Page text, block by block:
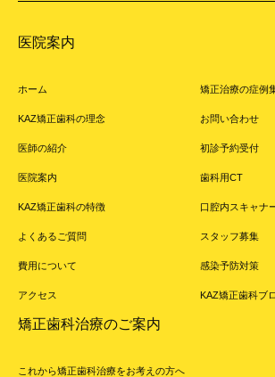
医院案内
ホーム
KAZ矯正歯科の理念
医師の紹介
医院案内
KAZ矯正歯科の特徴
よくあるご質問
費用について
アクセス
矯正治療の症例
お問い合わせ
初診予約受付
歯科用CT
口腔内スキャナ
スタッフ募集
感染予防対策
KAZ矯正歯科ブ
矯正歯科治療のご案内
これから矯正歯科治療をお考えの方へ